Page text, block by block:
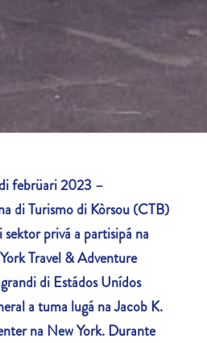
febrüari2023–
di Turismo di Kòrsou (CTB)
privá a partisipá na
Travel & Adventure
di Estádos Unídos
a tuma lugá na Jacob K.
na New York. Durante